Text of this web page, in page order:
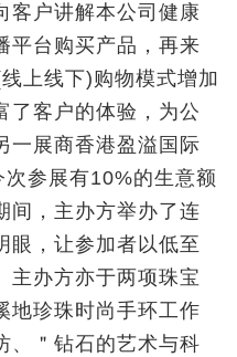
客户讲解本公司健康
平台购买产品，再来
上线下)购物模式增加
了客户的体验，为公
一展商香港盈溢国际
参展有10%的生意额
间，主办方举办了连
眼，让参加者以低至
主办方亦于两项珠宝
地珍珠时尚手环工作
、＂钻石的艺术与科